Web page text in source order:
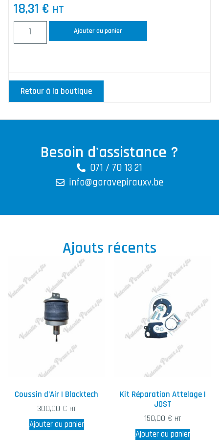
18,31 € HT
Ajouter au panier
Retour à la boutique
Besoin d'assistance ?
071 / 70 13 21
info@garavepirauxv.be
Ajouts récents
Coussin d’Air | Blacktech
300,00 € HT
Ajouter au panier
Kit Réparation Attelage |
JOST
150,00 € HT
Ajouter au panier